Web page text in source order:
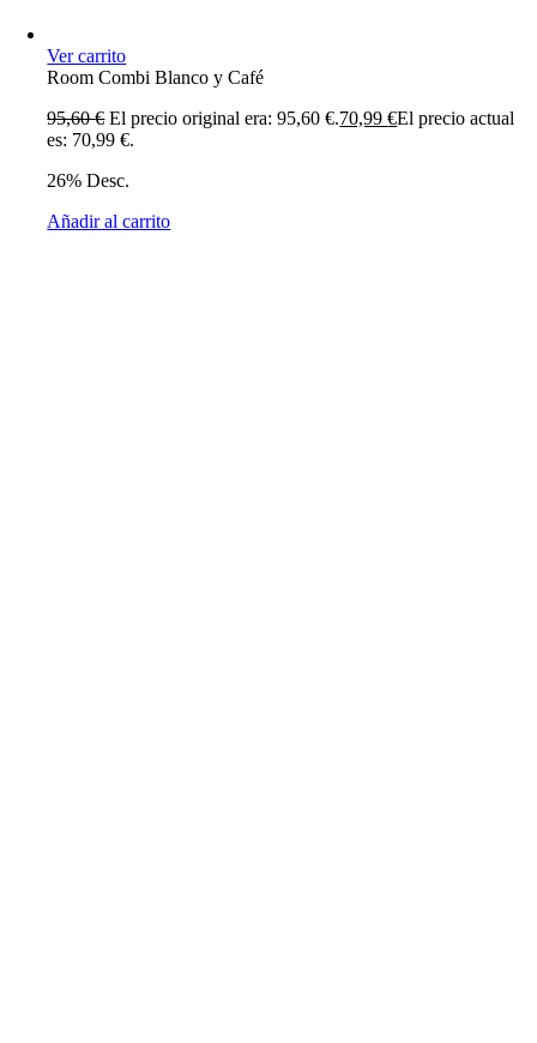
Ver carrito
Room Combi Blanco y Café
95,60€ El precio original era: 95,60 €.70,99€El precio actual
es: 70,99 €.
26% Desc.
Añadir al carrito